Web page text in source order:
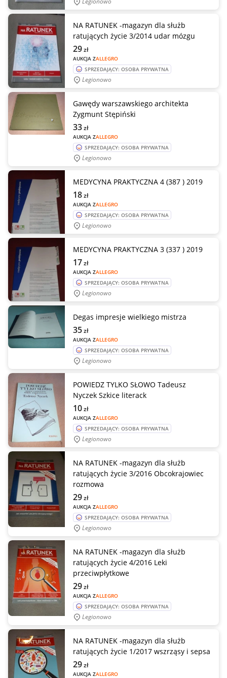
NA RATUNEK -magazyn dla służb
ratujących życie 3/2014 udar mózgu
AUKCJA ZALLEGRO
29zł
SPRZEDAJĄCY: OSOBA PRYWATNA
Legionowo
Gawędy warszawskiego architekta
Zygmunt Stępiński
AUKCJA ZALLEGRO
33zł
SPRZEDAJĄCY: OSOBA PRYWATNA
Legionowo
MEDYCYNA PRAKTYCZNA 4 (387 ) 2019
AUKCJA ZALLEGRO
18zł
SPRZEDAJĄCY: OSOBA PRYWATNA
Legionowo
MEDYCYNA PRAKTYCZNA 3 (337 ) 2019
AUKCJA ZALLEGRO
17zł
SPRZEDAJĄCY: OSOBA PRYWATNA
Legionowo
Degas impresje wielkiego mistrza
AUKCJA ZALLEGRO
35zł
SPRZEDAJĄCY: OSOBA PRYWATNA
Legionowo
POWIEDZ TYLKO SŁOWO Tadeusz
Nyczek Szkice literack
AUKCJA ZALLEGRO
10zł
SPRZEDAJĄCY: OSOBA PRYWATNA
Legionowo
NA RATUNEK -magazyn dla służb
ratujących życie 3/2016 Obcokrajowiec
rozmowa
AUKCJA ZALLEGRO
29zł
SPRZEDAJĄCY: OSOBA PRYWATNA
Legionowo
NA RATUNEK -magazyn dla służb
ratujących życie 4/2016 Leki
przeciwpłytkowe
AUKCJA ZALLEGRO
29zł
SPRZEDAJĄCY: OSOBA PRYWATNA
Legionowo
NA RATUNEK -magazyn dla służb
ratujących życie 1/2017 wszrząsy i sepsa
AUKCJA ZALLEGRO
29zł